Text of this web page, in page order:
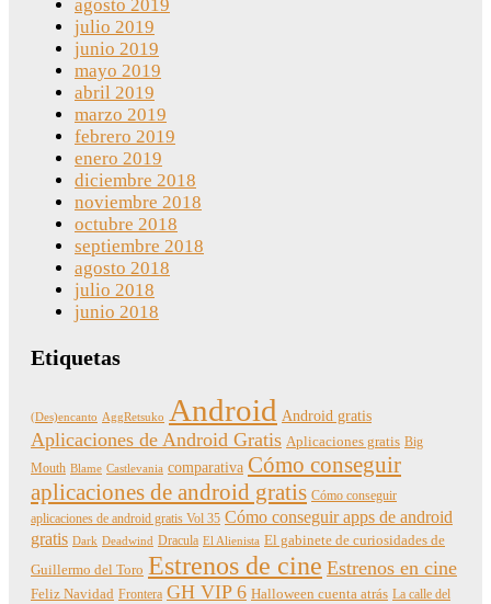
agosto 2019
julio 2019
junio 2019
mayo 2019
abril 2019
marzo 2019
febrero 2019
enero 2019
diciembre 2018
noviembre 2018
octubre 2018
septiembre 2018
agosto 2018
julio 2018
junio 2018
Etiquetas
(Des)encanto AggRetsuko Android Android gratis
Aplicaciones de Android Gratis Aplicaciones gratis Big
Mouth Blame Castlevania comparativa Cómo conseguir
aplicaciones de android gratis Cómo conseguir
aplicaciones de android gratis Vol 35 Cómo conseguir apps de android
gratis Dark Deadwind Dracula El Alienista El gabinete de curiosidades de
Guillermo del Toro Estrenos de cine Estrenos en cine
Feliz Navidad Frontera GH VIP 6 Halloween cuenta atrás La calle del